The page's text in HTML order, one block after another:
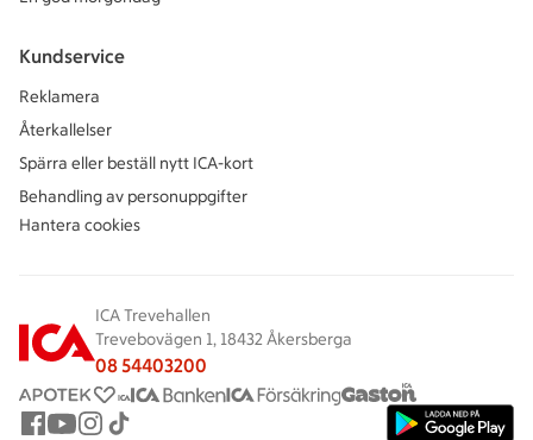
Kundservice
Reklamera
Återkallelser
Spärra eller beställ nytt ICA-kort
Behandling av personuppgifter
Hantera cookies
ICA Trevehallen
Trevebovägen 1, 18432 Åkersberga
08 54403200